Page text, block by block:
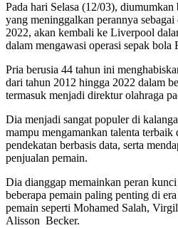
Pada hari Selasa (12/03),
yang meninggalkan perannya
2022, akan kembali ke Liverpool
dalam mengawasi operasi sepak bola
Pria berusia 44 tahun ini
dari tahun 2012 hingga 2022 dalam
termasuk menjadi direktur olahraga
Dia menjadi sangat populer di
mampu mengamankan talenta terbaik
pendekatan berbasis data, serta
penjualan pemain.
Dia dianggap memainkan peran
beberapa pemain paling penting di
pemain seperti Mohamed Salah,
Alisson Becker.